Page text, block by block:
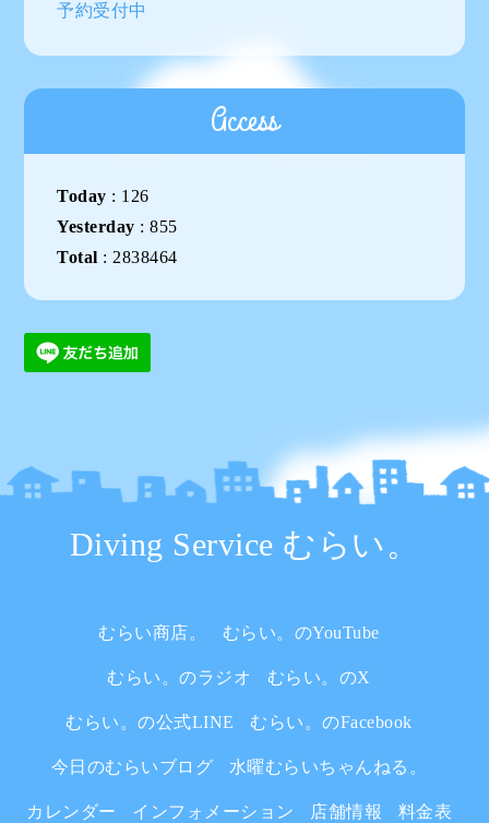
予約受付中
Access
Today : 126
Yesterday :855
Total : 2838464
Diving Service むらい。
むらい商店。 むらい。のYouTube
むらい。のラジオ むらい。のX
むらい。の公式LINE むらい。のFacebook
今日のむらいブログ 水曜むらいちゃんねる。
カレンダー インフォメーション 店舗情報 料金表